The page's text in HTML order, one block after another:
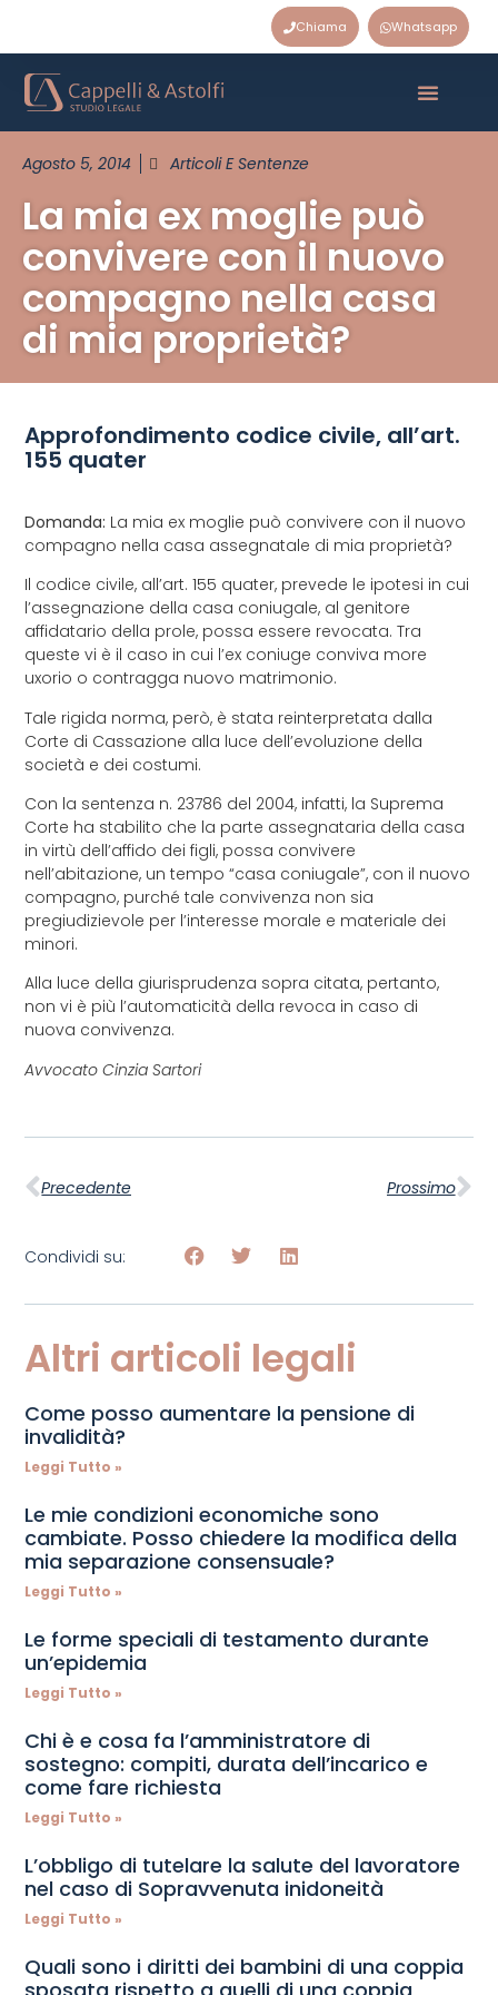
Chiama Whatsapp
Agosto 5, 2014 Articoli E Sentenze
La mia ex moglie può
convivere con il nuovo
compagno nella casa
di mia proprietà?
Approfondimento codice civile, all’art.
155 quater
Domanda: La mia ex moglie può convivere con il nuovo
compagno nella casa assegnatale di mia proprietà?
Il codice civile, all’art. 155 quater, prevede le ipotesi in cui
l’assegnazione della casa coniugale, al genitore
affidatario della prole, possa essere revocata. Tra
queste vi è il caso in cui l’ex coniuge conviva more
uxorio o contragga nuovo matrimonio.
Tale rigida norma, però, è stata reinterpretata dalla
Corte di Cassazione alla luce dell’evoluzione della
società e dei costumi.
Con la sentenza n. 23786 del 2004, infatti, la Suprema
Corte ha stabilito che la parte assegnataria della casa
in virtù dell’affido dei figli, possa convivere
nell’abitazione, un tempo “casa coniugale”, con il nuovo
compagno, purché tale convivenza non sia
pregiudizievole per l’interesse morale e materiale dei
minori.
Alla luce della giurisprudenza sopra citata, pertanto,
non vi è più l’automaticità della revoca in caso di
nuova convivenza.
Avvocato Cinzia Sartori
Precedente Prossimo
Condividi su:
Altri articoli legali
Come posso aumentare la pensione di
invalidità?
Leggi Tutto »
Le mie condizioni economiche sono
cambiate. Posso chiedere la modifica della
mia separazione consensuale?
Leggi Tutto »
Le forme speciali di testamento durante
un’epidemia
Leggi Tutto »
Chi è e cosa fa l’amministratore di
sostegno: compiti, durata dell’incarico e
come fare richiesta
Leggi Tutto »
L’obbligo di tutelare la salute del lavoratore
nel caso di Sopravvenuta inidoneità
Leggi Tutto »
Quali sono i diritti dei bambini di una coppia